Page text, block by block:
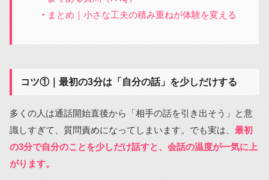
まとめ｜小さな工夫の積み重ねが体験を変える
コツ①｜最初の3分は「自分の話」を少しだけする
多くの人は通話開始直後から「相手の話を引き出そう」と意
識しすぎて、質問責めになってしまいます。でも実は、 最初
の3分で自分のことを少しだけ話すと、会話の温度が一気に上
がります。